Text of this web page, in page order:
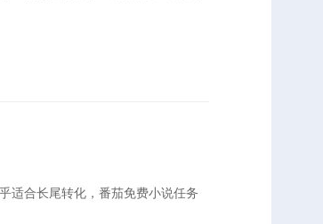
适合长尾转化，番茄免费小说任务